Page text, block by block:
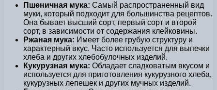
Пшеничная мука: Самый распространенный вид
муки, который подходит для большинства рецептов.
Она бывает высший сорт, первый сорт и второй
сорт, в зависимости от содержания клейковины.
Ржаная мука: Имеет более грубую структуру и
характерный вкус. Часто используется для выпечки
хлеба и других хлебобулочных изделий.
Кукурузная мука: Обладает сладковатым вкусом и
используется для приготовления кукурузного хлеба,
кукурузных лепешек и других мучных изделий.